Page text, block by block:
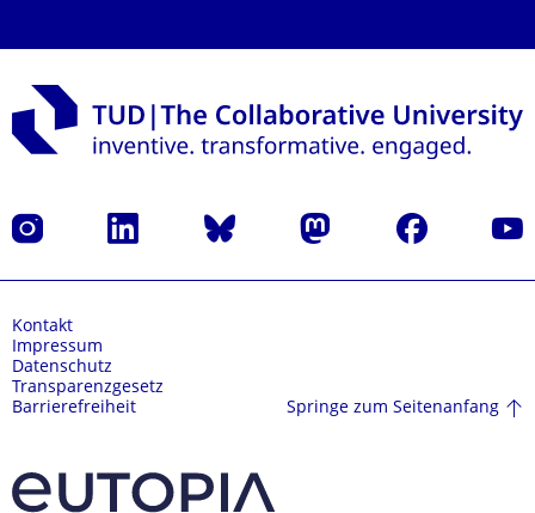
Instagram LinkedIn Bluesky Mastodon Facebook
Kontakt
Impressum
Datenschutz
Transparenzgesetz
Barrierefreiheit
Springe zum Seitenanfang